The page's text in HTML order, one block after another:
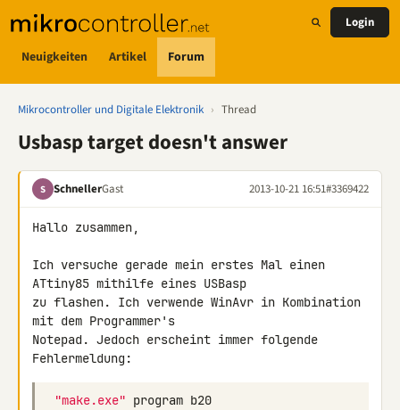
Neuigkeiten Artikel Forum
Login
Mikrocontroller und Digitale Elektronik › Thread
Usbasp target doesn't answer
S SchnellerGast 2013-10-21 16:51#3369422
Hallo zusammen,
Ich versuche gerade mein erstes Mal einen
ATtiny85 mithilfe eines USBasp
zu flashen. Ich verwende WinAvr in Kombination
mit dem Programmer's
Notepad. Jedoch erscheint immer folgende
Fehlermeldung:
"make.exe" program b20